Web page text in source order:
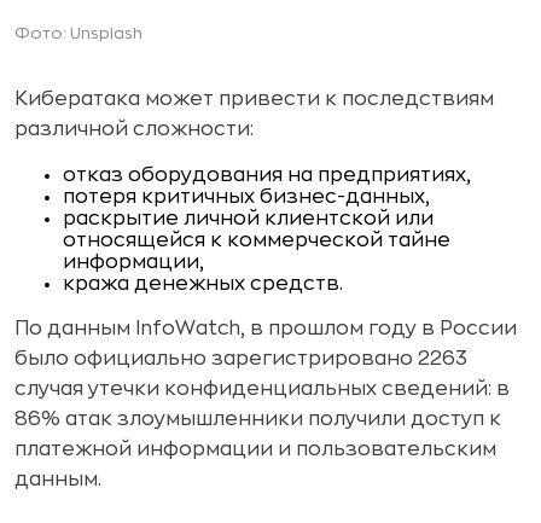
Фото: Unsplash
Кибератака может привести к последствиям
различной сложности:
отказ оборудования на предприятиях,
потеря критичных бизнес-данных,
раскрытие личной клиентской или
относящейся к коммерческой тайне
информации,
кража денежных средств.
По данным InfoWatch, в прошлом году в России
было официально зарегистрировано 2263
случая утечки конфиденциальных сведений: в
86% атак злоумышленники получили доступ к
платежной информации и пользовательским
данным.